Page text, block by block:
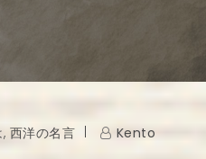
, 西洋の名言
Kento